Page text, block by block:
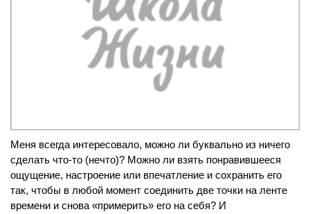
Меня всегда интересовало, можно ли буквально из ничего
сделать что-то (нечто)? Можно ли взять понравившееся
ощущение, настроение или впечатление и сохранить его
так, чтобы в любой момент соединить две точки на ленте
времени и снова «примерить» его на себя? И